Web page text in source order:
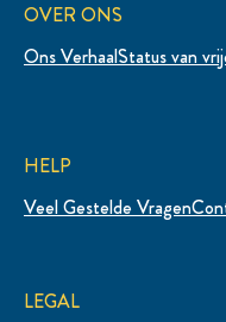
OVER ONS
Ons VerhaalStatus van
HELP
Veel Gestelde Vragen
LEGAL